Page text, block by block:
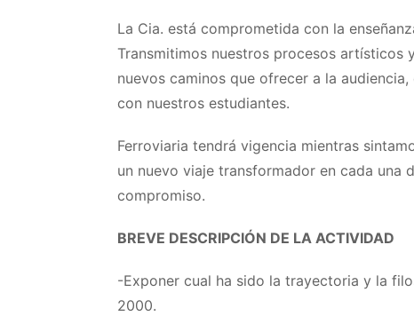
La Cia. está comprometida con la
Transmitimos nuestros procesos artísticos
nuevos caminos que ofrecer a la
con nuestros estudiantes.
Ferroviaria tendrá vigencia mientras
un nuevo viaje transformador en cada una
compromiso.
BREVE DESCRIPCIÓN DE LA ACTIVIDAD
-Exponer cual ha sido la trayectoria y la
2000.